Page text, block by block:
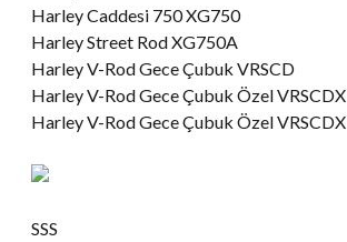
Harley Caddesi 750 XG750
Harley Street Rod XG750A
Harley V-Rod Gece Çubuk VRSCD
Harley V-Rod Gece Çubuk Özel VRSCDX
Harley V-Rod Gece Çubuk Özel VRSCDX
SSS